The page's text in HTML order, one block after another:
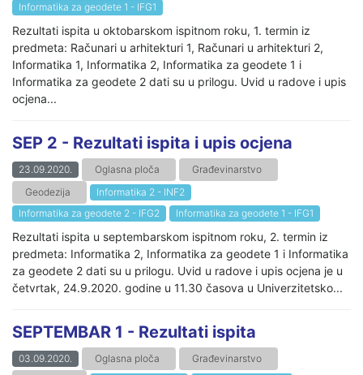
Informatika za geodete 1 - IFG1
Rezultati ispita u oktobarskom ispitnom roku, 1. termin iz
predmeta: Računari u arhitekturi 1, Računari u arhitekturi 2,
Informatika 1, Informatika 2, Informatika za geodete 1 i
Informatika za geodete 2 dati su u prilogu. Uvid u radove i upis
ocjena...
SEP 2 - Rezultati ispita i upis ocjena
23.09.2020. Oglasna ploča
Građevinarstvo
Geodezija
Informatika 2 - INF2
Informatika za geodete 2 - IFG2
Informatika za geodete 1 - IFG1
Rezultati ispita u septembarskom ispitnom roku, 2. termin iz
predmeta: Informatika 2, Informatika za geodete 1 i Informatika
za geodete 2 dati su u prilogu. Uvid u radove i upis ocjena je u
četvrtak, 24.9.2020. godine u 11.30 časova u Univerzitetsko...
SEPTEMBAR 1 - Rezultati ispita
03.09.2020. Oglasna ploča
Građevinarstvo